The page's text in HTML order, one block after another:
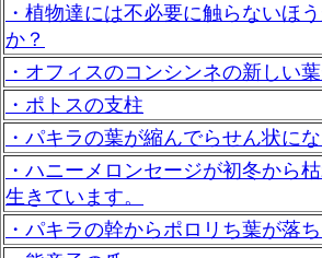
・植物達には不必要に触らないほ
か？
・オフィスのコンシンネの新しい
・ポトスの支柱
・パキラの葉が縮んでらせん状に
・ハニーメロンセージが初冬から
生きています。
・パキラの幹からポロリち葉が落